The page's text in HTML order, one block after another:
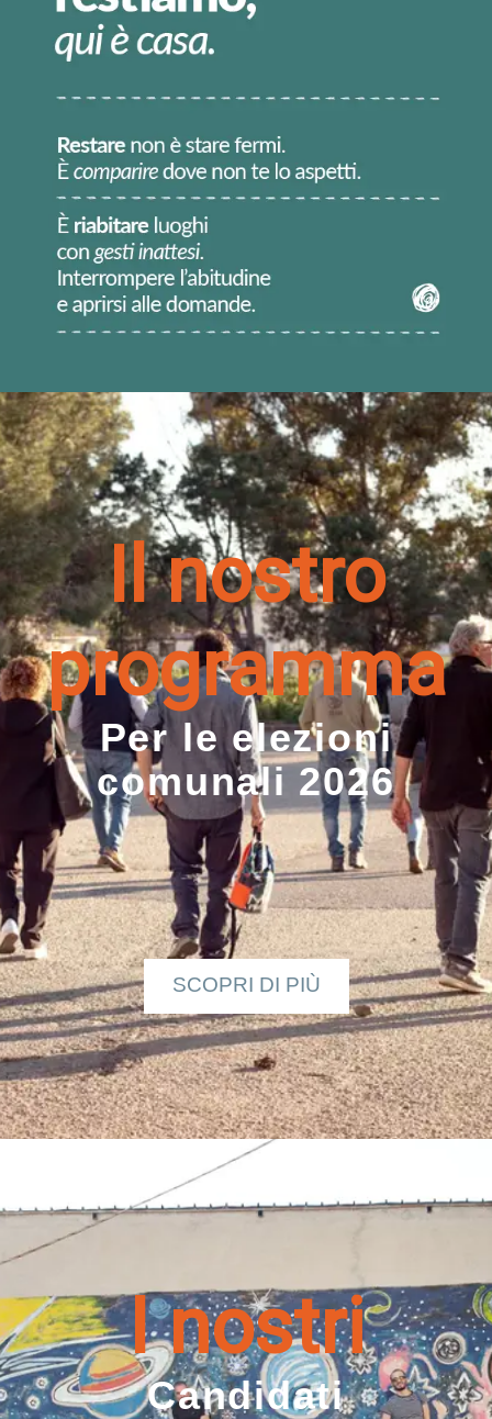
Il nostro
programma
Per le elezioni
comunali 2026
SCOPRI DI PIÙ
I nostri
Candidati